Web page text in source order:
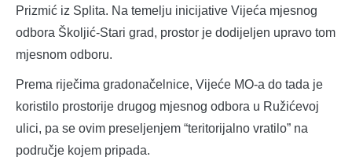
Prizmić iz Splita. Na temelju inicijative Vijeća mjesnog
odbora Školjić-Stari grad, prostor je dodijeljen upravo tom
mjesnom odboru.
Prema riječima gradonačelnice, Vijeće MO-a do tada je
koristilo prostorije drugog mjesnog odbora u Ružićevoj
ulici, pa se ovim preseljenjem “teritorijalno vratilo” na
područje kojem pripada.